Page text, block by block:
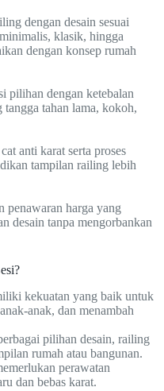
dengan desain sesuai
klasik, hingga
dengan konsep rumah
pilihan dengan ketebalan
tahan lama, kokoh,
anti karat serta proses
tampilan railing lebih
penawaran harga yang
desain tanpa mengorbankan
kekuatan yang baik untuk
anak, dan menambah
pilihan desain, railing
rumah atau bangunan.
perawatan
dan bebas karat.